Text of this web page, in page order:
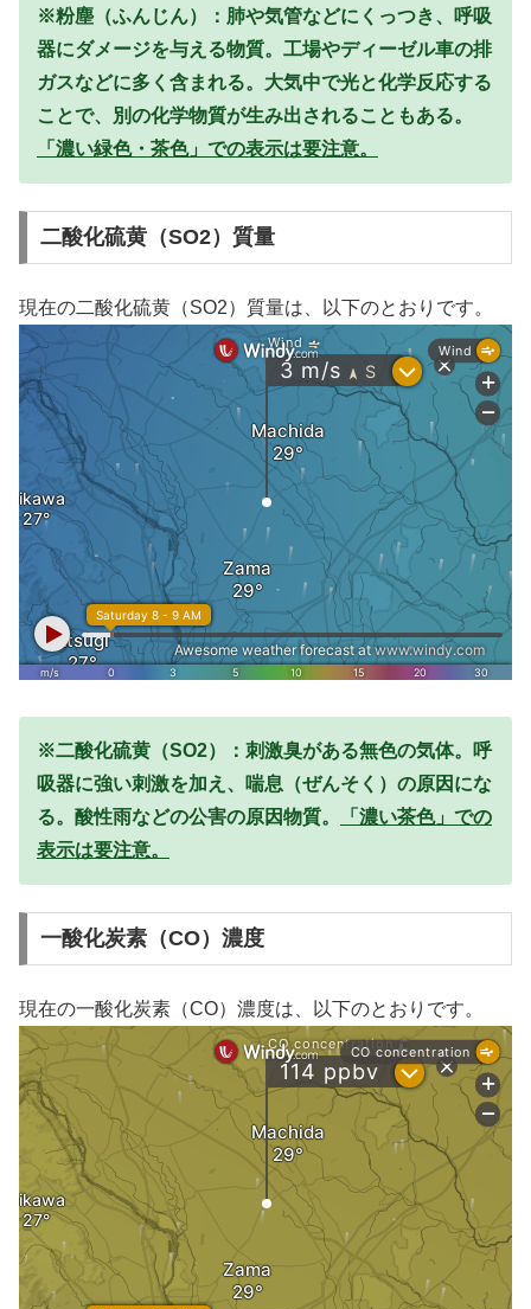
※粉塵（ふんじん）：肺や気管などにくっつき、呼吸
器にダメージを与える物質。工場やディーゼル車の排
ガスなどに多く含まれる。大気中で光と化学反応する
ことで、別の化学物質が生み出されることもある。
「濃い緑色・茶色」での表示は要注意。
二酸化硫黄（SO2）質量
現在の二酸化硫黄（SO2）質量は、以下のとおりです。
※二酸化硫黄（SO2）：刺激臭がある無色の気体。呼
吸器に強い刺激を加え、喘息（ぜんそく）の原因にな
る。酸性雨などの公害の原因物質。
「濃い茶色」での
表示は要注意。
一酸化炭素（CO）濃度
現在の一酸化炭素（CO）濃度は、以下のとおりです。